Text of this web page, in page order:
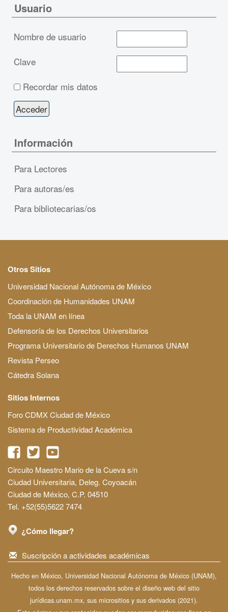
Usuario
Nombre de usuario
Clave
Recordar mis datos
Información
Para Lectores
Para autoras/es
Para bibliotecarias/os
Otros Sitios
Universidad Nacional Autónoma de México
Coordinación de Humanidades UNAM
Toda la UNAM en línea
Defensoría de los Derechos Universitarios
Programa Universitario de Derechos Humanos UNAM
Revista Perseo
Cátedra Solana
Sitios Internos
Foro CDMX Ciudad de México
Sistema de Productividad Académica
Circuito Maestro Mario de la Cueva s/n
Ciudad Universitaria, Deleg. Coyoacán
Ciudad de México, C.P. 04510
Tel. +52(55)5622 7474
¿Cómo llegar?
Suscripción a actividades académicas
Hecho en México, Universidad Nacional Autónoma de México (UNAM),
todos los derechos reservados sobre el diseño web del sitio
jurídicas.unam.mx, sus micrositios y sus derivados (2021).